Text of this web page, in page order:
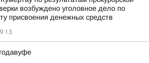
возбуждено уголовное дело по
присвоения денежных средств